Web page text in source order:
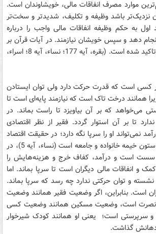
موارد مصرف انفاقات مالی، خویشاوندان است.
باشد وظیفه و تکلیف، شدیدتر و سخت‌تر
اول به حکم وظیفه انفاقات مالی واجب را درباره
دهد و سپس خویشان نیازمند. در آیات قرآن بر
این مورد مصرف بسیار تاکید شده است. (بقره، آیه 177؛ نساء، آیه 8؛ اسراء،
کسی است که قدرت حرکت دارد ولی توان ایستادن
همانند درخت تاک است که نیازمند پایه‌ای است تا
می‌خواهد که بر آن بیاویزد تا راست بماند. در
تا بر آن استوار گردد. فقیر از نظر اقتصادی
نمی‌تواند او را سرپا نگه دارد؛ در حقیقت اقتصاد
که قوام فرد و جامعه و ستون خیمه خانواده و جامعه است (نساء، آیه 5)، در
است و درآمد، کفاف خرج و هزینه‌‌هایش را
و انفاقات مالی دیگران است تا سرپا بماند. اما
و توان حرکتی ندارد چه رسد که سرپا بماند.
است. بنابراین، اگر وضعیت فقیر همانند وضعیت
نصرت است، وضعیت مسکین همانند وضعیت کسی
و سرپرستی است؛ یعنی او همانند کودک شیرخوار
دهانش گذاشت.